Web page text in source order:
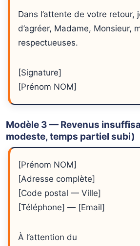
Dans l’attente de votre retour,
d’agréer, Madame, Monsieur,
respectueuses.
[Signature]
[Prénom NOM]
Modèle 3 — Revenus
modeste, temps partiel subi)
[Prénom NOM]
[Adresse complète]
[Code postal — Ville]
[Téléphone] — [Email]
À l’attention du